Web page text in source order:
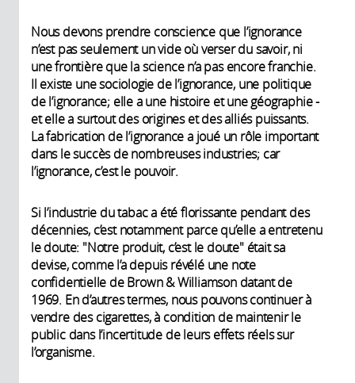
Nous devons prendre conscience que l’ignorance
n’est pas seulement un vide où verser du savoir, ni
une frontière que la science n’a pas encore franchie.
Il existe une sociologie de l’ignorance, une politique
de l’ignorance; elle a une histoire et une géographie -
et elle a surtout des origines et des alliés puissants.
La fabrication de l’ignorance a joué un rôle important
dans le succès de nombreuses industries; car
l’ignorance, c’est le pouvoir.
Si l’industrie du tabac a été florissante pendant des
décennies, c’est notamment parce qu’elle a entretenu
le doute: "Notre produit, c’est le doute" était sa
devise, comme l’a depuis révélé une note
confidentielle de Brown & Williamson datant de
1969. En d’autres termes, nous pouvons continuer à
vendre des cigarettes, à condition de maintenir le
public dans l’incertitude de leurs effets réels sur
l’organisme.